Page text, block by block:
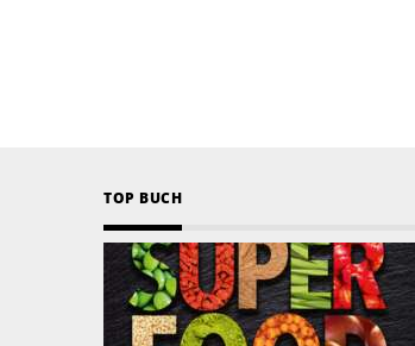
TOP BUCH